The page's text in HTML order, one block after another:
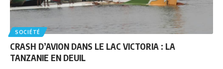
SOCIÉTÉ
CRASH D’AVION DANS LE LAC VICTORIA : LA
TANZANIE EN DEUIL